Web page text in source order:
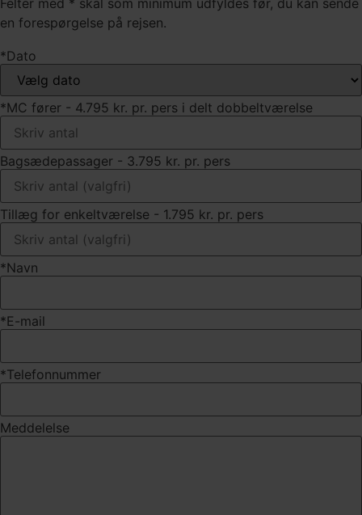
Felter med * skal som minimum udfyldes før, du kan sende
en forespørgelse på rejsen.
*Dato
*MC fører - 4.795 kr. pr. pers i delt dobbeltværelse
Bagsædepassager - 3.795 kr. pr. pers
Tillæg for enkeltværelse - 1.795 kr. pr. pers
*Navn
*E-mail
*Telefonnummer
Meddelelse